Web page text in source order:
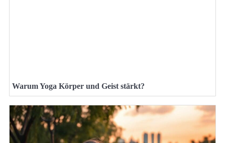
Warum Yoga Körper und Geist stärkt?